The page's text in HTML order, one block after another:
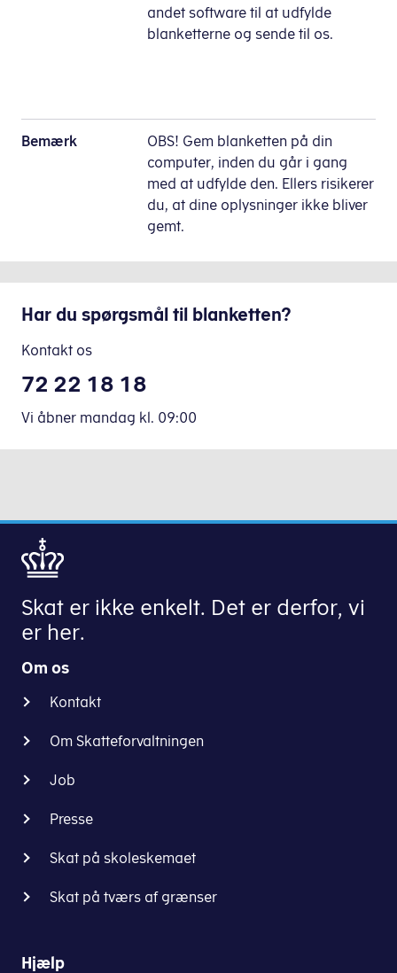
andet software til at udfylde
blanketterne og sende til os.
Bemærk
OBS! Gem blanketten på din
computer, inden du går i gang
med at udfylde den. Ellers risikerer
du, at dine oplysninger ikke bliver
gemt.
Har du spørgsmål til blanketten?
Kontakt os
72 22 18 18
Vi åbner mandag kl. 09:00
Skat er ikke enkelt. Det er derfor, vi
er her.
Om os
Kontakt
Om Skatteforvaltningen
Job
Presse
Skat på skoleskemaet
Skat på tværs af grænser
Hjælp